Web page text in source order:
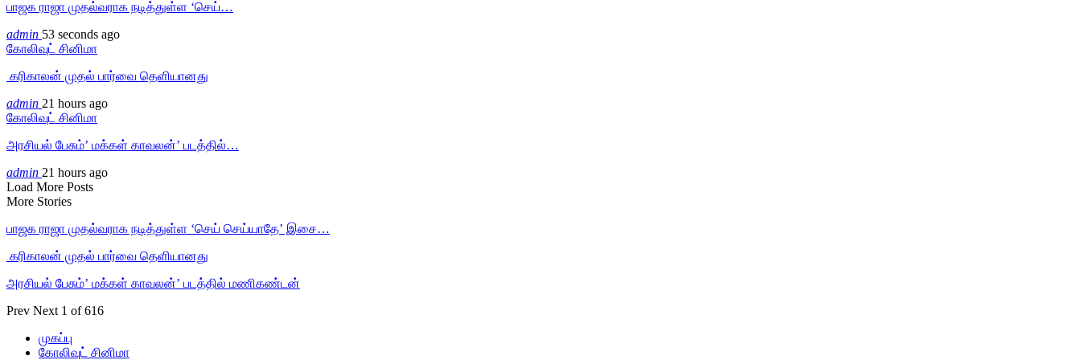
பாஜக ராஜா முதல்வராக நடித்துள்ள ‘செய்…
admin 53 seconds ago
கோலிவுட் சினிமா
‎ கரிகாலன் முதல் பார்வை தெளியானது
admin 21 hours ago
கோலிவுட் சினிமா
அரசியல் பேசும்’ மக்கள் காவலன்’ படத்தில்…
admin 21 hours ago
Load More Posts
More Stories
பாஜக ராஜா முதல்வராக நடித்துள்ள ‘செய் செய்யாதே’ இசை…
‎ கரிகாலன் முதல் பார்வை தெளியானது
அரசியல் பேசும்’ மக்கள் காவலன்’ படத்தில் மணிகண்டன்
Prev Next 1 of 616
முகப்பு
கோலிவுட் சினிமா